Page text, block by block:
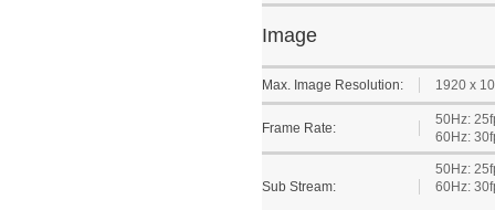
Image
Max. Image Resolution: 1920 x
Frame Rate:
50Hz:
60Hz:
Sub Stream:
50Hz:
60Hz: